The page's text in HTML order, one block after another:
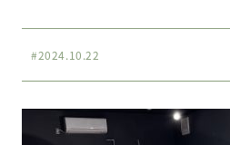
#2024.10.22